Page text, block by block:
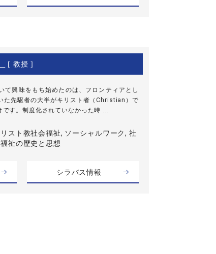
[ 教授 ]
て興味をもち始めたのは、フロンティアとし
た先駆者の大半がキリスト者（Christian）で
す。制度化されていなかった時 ...
スト教社会福祉, ソーシャルワーク, 社
祉の歴史と思想
シラバス情報